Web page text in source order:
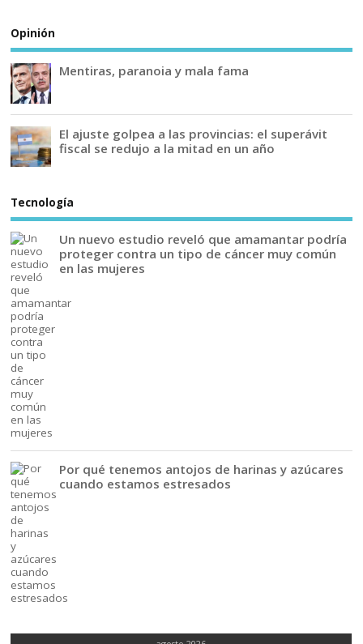
Opinión
Mentiras, paranoia y mala fama
El ajuste golpea a las provincias: el superávit
fiscal se redujo a la mitad en un año
Tecnología
Un nuevo estudio reveló que amamantar podría
proteger contra un tipo de cáncer muy común
en las mujeres
Por qué tenemos antojos de harinas y azúcares
cuando estamos estresados